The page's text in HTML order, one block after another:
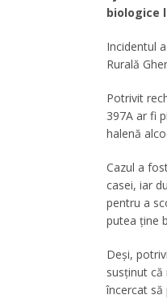
biologice
Incidentul
Rurală
Potrivit
397A ar fi
halenă
Cazul a
casei, iar
pentru a
putea ține
Deși,
susținut
încercat